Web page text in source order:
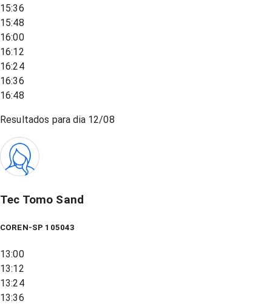
15:36
15:48
16:00
16:12
16:24
16:36
16:48
Resultados para dia 12/08
Tec Tomo Sand
COREN-SP 105043
13:00
13:12
13:24
13:36